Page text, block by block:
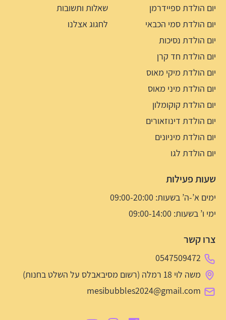
יום הולדת ספיידרמן
יום הולדת סמי הכבאי
יום הולדת נסיכות
יום הולדת חד קרן
יום הולדת מיקי מאוס
יום הולדת מיני מאוס
יום הולדת קוקומלון
יום הולדת דינוזאורים
יום הולדת מיניונים
יום הולדת לגו
שאלות ותשובות
לחגוג אצלנו
שעות פעילות
ימים א’-ה’ בשעות: 09:00-20:00
ימי ו’ בשעות: 09:00-14:00
צרו קשר
0547509472
משה לוי 18 רמלה (רשום מסיבאבלס על השלט בחנות)
mesibubbles2024@gmail.com